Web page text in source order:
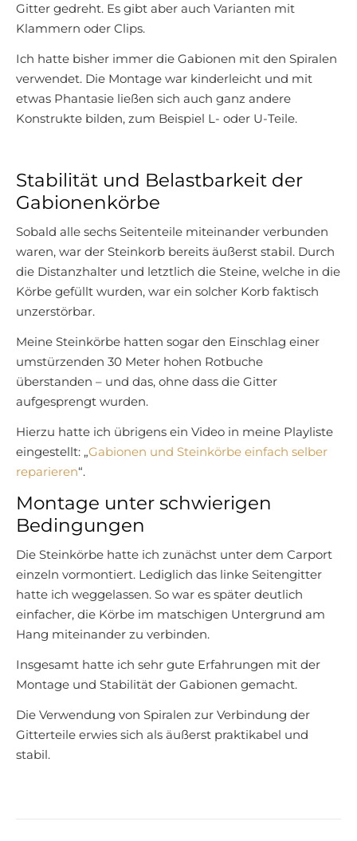
Gitter gedreht. Es gibt aber auch Varianten mit
Klammern oder Clips.
Ich hatte bisher immer die Gabionen mit den Spiralen
verwendet. Die Montage war kinderleicht und mit
etwas Phantasie ließen sich auch ganz andere
Konstrukte bilden, zum Beispiel L- oder U-Teile.
Stabilität und Belastbarkeit der
Gabionenkörbe
Sobald alle sechs Seitenteile miteinander verbunden
waren, war der Steinkorb bereits äußerst stabil. Durch
die Distanzhalter und letztlich die Steine, welche in die
Körbe gefüllt wurden, war ein solcher Korb faktisch
unzerstörbar.
Meine Steinkörbe hatten sogar den Einschlag einer
umstürzenden 30 Meter hohen Rotbuche
überstanden – und das, ohne dass die Gitter
aufgesprengt wurden.
Hierzu hatte ich übrigens ein Video in meine Playliste
eingestellt: „Gabionen und Steinkörbe einfach selber
reparieren“.
Montage unter schwierigen
Bedingungen
Die Steinkörbe hatte ich zunächst unter dem Carport
einzeln vormontiert. Lediglich das linke Seitengitter
hatte ich weggelassen. So war es später deutlich
einfacher, die Körbe im matschigen Untergrund am
Hang miteinander zu verbinden.
Insgesamt hatte ich sehr gute Erfahrungen mit der
Montage und Stabilität der Gabionen gemacht.
Die Verwendung von Spiralen zur Verbindung der
Gitterteile erwies sich als äußerst praktikabel und
stabil.